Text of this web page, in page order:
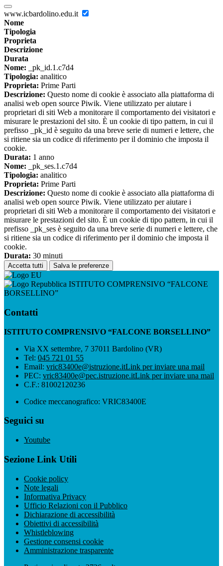
www.icbardolino.edu.it
Nome
Tipologia
Proprieta
Descrizione
Durata
Nome: _pk_id.1.c7d4
Tipologia: analitico
Proprieta: Prime Parti
Descrizione: Questo nome di cookie è associato alla piattaforma di
analisi web open source Piwik. Viene utilizzato per aiutare i
proprietari di siti Web a monitorare il comportamento dei visitatori e
misurare le prestazioni del sito. È un cookie di tipo pattern, in cui il
prefisso _pk_id è seguito da una breve serie di numeri e lettere, che
si ritiene sia un codice di riferimento per il dominio che imposta il
cookie.
Durata: 1 anno
Nome: _pk_ses.1.c7d4
Tipologia: analitico
Proprieta: Prime Parti
Descrizione: Questo nome di cookie è associato alla piattaforma di
analisi web open source Piwik. Viene utilizzato per aiutare i
proprietari di siti Web a monitorare il comportamento dei visitatori e
misurare le prestazioni del sito. È un cookie di tipo pattern, in cui il
prefisso _pk_ses è seguito da una breve serie di numeri e lettere, che
si ritiene sia un codice di riferimento per il dominio che imposta il
cookie.
Durata: 30 minuti
Accetta tutti Salva le preferenze
ISTITUTO COMPRENSIVO “FALCONE
BORSELLINO”
Contatti
ISTITUTO COMPRENSIVO “FALCONE BORSELLINO”
Via XX settembre, 7 37011 Bardolino (VR)
Tel: 045 721 01 55
Email: vric83400e@istruzione.itLink per inviare una mail
PEC: vric83400e@pec.istruzione.itLink per inviare una mail
C.F.: 81002120236
Codice meccanografico: VRIC83400E
Seguici su
Youtube
Sezione Link Utili
Cookie policy
Note legali
Informativa Privacy
Ufficio Relazioni con il Pubblico
Dichiarazione di accessibilità
Obiettivi di accessibilità
Whistleblowing
Gestione consensi cookie
Amministrazione trasparente